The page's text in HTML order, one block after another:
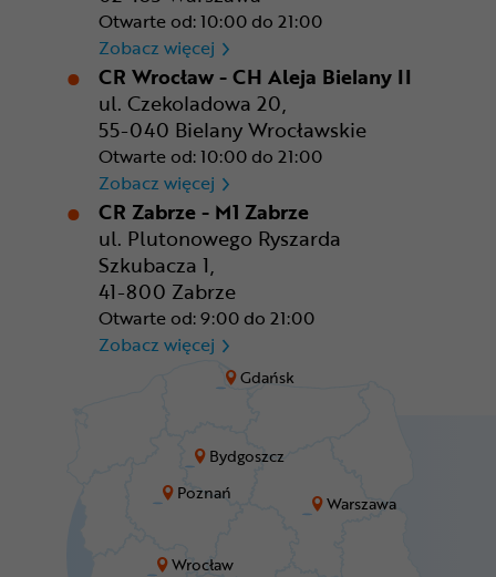
Bydgoszcz
Gdańsk
Poznań Warszawa
Wrocław
Otwarte od: 10:00 do 21:00
Zobacz więcej CR Warszawa - CH Okęcie
CR Wrocław - CH Aleja Bielany II
ul. Czekoladowa 20,
55-040 Bielany Wrocławskie
Otwarte od: 10:00 do 21:00
Zobacz więcej CR Wrocław - CH Aleja
CR Zabrze - M1 Zabrze
ul. Plutonowego Ryszarda
Szkubacza 1,
41-800 Zabrze
Otwarte od: 9:00 do 21:00
Zobacz więcej CR Zabrze - M1 Zabrze